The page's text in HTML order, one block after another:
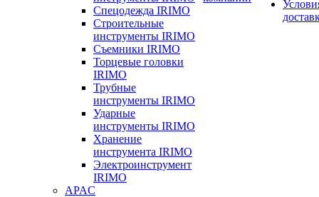
Спецодежда IRIMO
Строительные
инструменты IRIMO
Съемники IRIMO
Торцевые головки
IRIMO
Трубные
инструменты IRIMO
Ударные
инструменты IRIMO
Хранение
инструмента IRIMO
Электроинструмент
IRIMO
APAC